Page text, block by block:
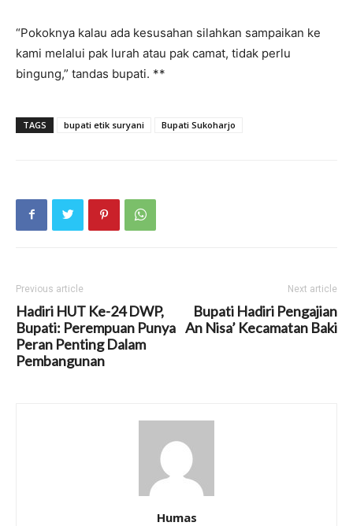
“Pokoknya kalau ada kesusahan silahkan sampaikan ke
kami melalui pak lurah atau pak camat, tidak perlu
bingung,” tandas bupati. **
TAGS bupati etik suryani Bupati Sukoharjo
Previous article
Hadiri HUT Ke-24 DWP,
Bupati: Perempuan Punya
Peran Penting Dalam
Pembangunan
Next article
Bupati Hadiri Pengajian
An Nisa’ Kecamatan Baki
Humas